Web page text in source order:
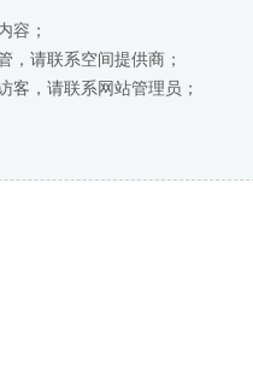
容；
，请联系空间提供商；
客，请联系网站管理员；